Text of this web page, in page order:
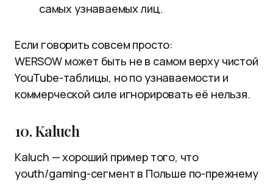
самых узнаваемых лиц.
Если говорить совсем просто:
WERSOW может быть не в самом верху чистой
YouTube-таблицы, но по узнаваемости и
коммерческой силе игнорировать её нельзя.
10. Kaluch
Kaluch — хороший пример того, что
youth/gaming-сегмент в Польше по-прежнему